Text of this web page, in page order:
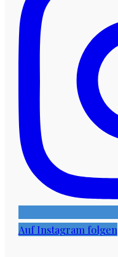
Auf Instagram folgen